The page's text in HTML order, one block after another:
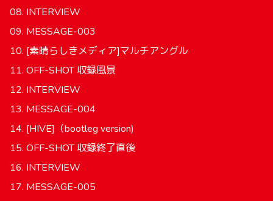
08. INTERVIEW
09. MESSAGE-003
10. [素晴らしきメディア]マルチアングル
11. OFF-SHOT 収録風景
12. INTERVIEW
13. MESSAGE-004
14. [HIVE]（bootleg version)
15. OFF-SHOT 収録終了直後
16. INTERVIEW
17. MESSAGE-005